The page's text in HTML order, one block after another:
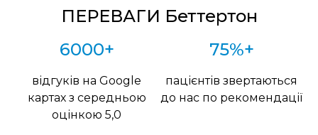
ПЕРЕВАГИ Беттертон
6000+
відгуків на Google
картах з середньою
оцінкою 5,0
75%+
пацієнтів звертаються
до нас по рекомендації